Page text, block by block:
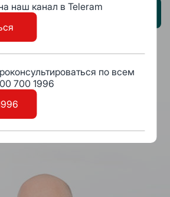
наш канал в Teleram
по всем
700 1996